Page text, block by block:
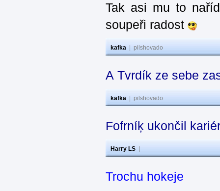
Tak asi mu to
soupeři radost
kafka pilshovado
A Tvrdík ze sebe
kafka pilshovado
Fofrníķ ukončil
Harry LS
Trochu hokeje